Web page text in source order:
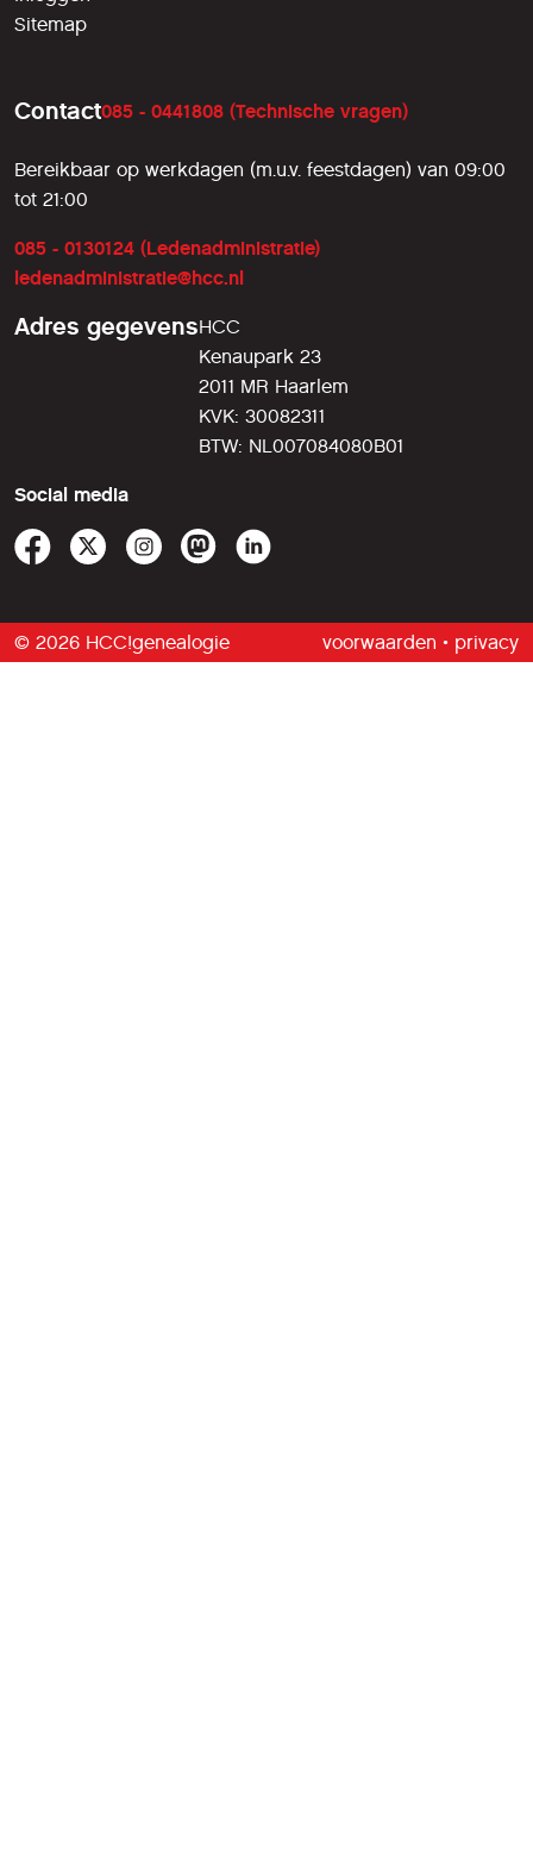
Sitemap
Contact085 - 0441808 (Technische vragen)
Bereikbaar op werkdagen (m.u.v. feestdagen) van 09:00
tot 21:00
085 - 0130124 (Ledenadministratie)
ledenadministratie@hcc.nl
Adres gegevensHCC
Kenaupark 23
2011 MR Haarlem
KVK: 30082311
BTW: NL007084080B01
Social media
© 2026 HCC!genealogie voorwaarden • privacy